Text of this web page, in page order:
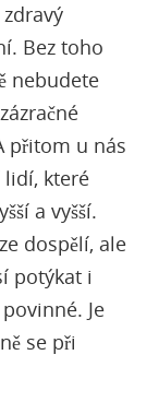
Bez toho
nebudete
přitom u nás
lidí, které
a vyšší.
dospělí, ale
potýkat i
Je
se při